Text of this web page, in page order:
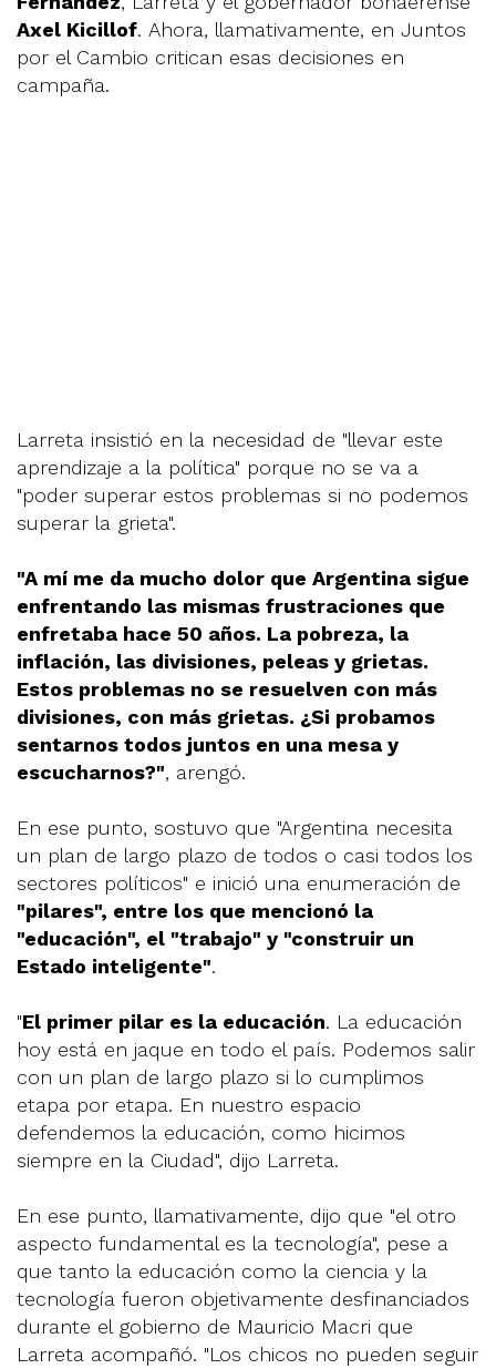
Axel Kicillof. Ahora, llamativamente, en Juntos
por el Cambio critican esas decisiones en
campaña.
Larreta insistió en la necesidad de "llevar este
aprendizaje a la política" porque no se va a
"poder superar estos problemas si no podemos
superar la grieta".
"A mí me da mucho dolor que Argentina sigue
enfrentando las mismas frustraciones que
enfretaba hace 50 años. La pobreza, la
inflación, las divisiones, peleas y grietas.
Estos problemas no se resuelven con más
divisiones, con más grietas. ¿Si probamos
sentarnos todos juntos en una mesa y
escucharnos?", arengó.
En ese punto, sostuvo que "Argentina necesita
un plan de largo plazo de todos o casi todos los
sectores políticos" e inició una enumeración de
"pilares", entre los que mencionó la
"educación", el "trabajo" y "construir un
Estado inteligente".
"El primer pilar es la educación. La educación
hoy está en jaque en todo el país. Podemos salir
con un plan de largo plazo si lo cumplimos
etapa por etapa. En nuestro espacio
defendemos la educación, como hicimos
siempre en la Ciudad", dijo Larreta.
En ese punto, llamativamente, dijo que "el otro
aspecto fundamental es la tecnología", pese a
que tanto la educación como la ciencia y la
tecnología fueron objetivamente desfinanciados
durante el gobierno de Mauricio Macri que
Larreta acompañó. "Los chicos no pueden seguir